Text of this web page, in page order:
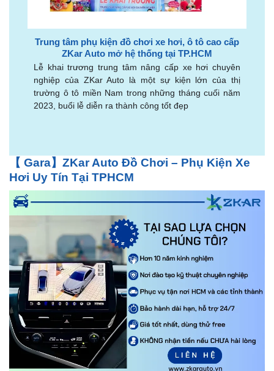
Trung tâm phụ kiện đồ chơi xe hơi, ô tô cao cấp
ZKar Auto mở hệ thống tại TP.HCM
Lễ khai trương trung tâm nâng cấp xe hơi chuyên
nghiệp của ZKar Auto là một sự kiện lớn của thị
trường ô tô miền Nam trong những tháng cuối năm
2023, buổi lễ diễn ra thành công tốt đẹp
【 Gara】ZKar Auto Đồ Chơi – Phụ Kiện Xe
Hơi Uy Tín Tại TPHCM